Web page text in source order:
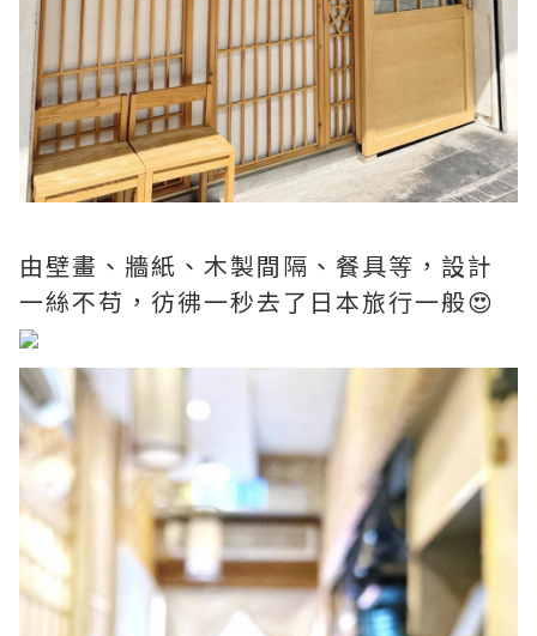
由壁畫、牆紙、木製間隔、餐具等，設計
一絲不苟，彷彿一秒去了日本旅行一般😍